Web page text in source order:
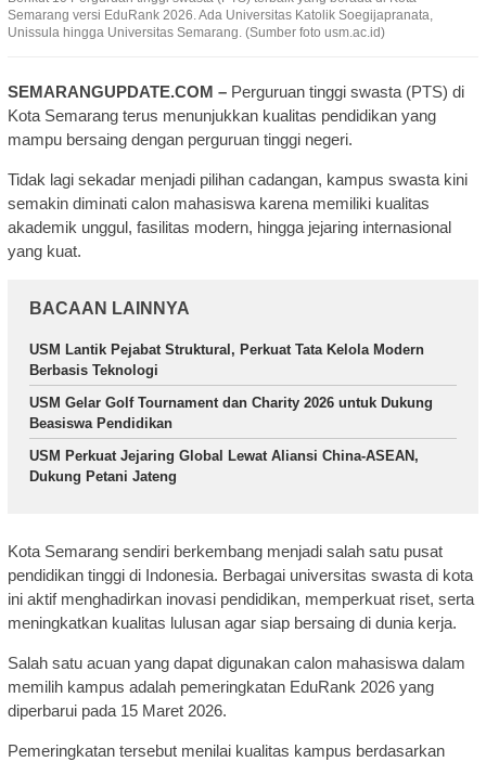
Semarang versi EduRank 2026. Ada Universitas Katolik Soegijapranata,
Unissula hingga Universitas Semarang. (Sumber foto usm.ac.id)
SEMARANGUPDATE.COM – Perguruan tinggi swasta (PTS) di
Kota Semarang terus menunjukkan kualitas pendidikan yang
mampu bersaing dengan perguruan tinggi negeri.
Tidak lagi sekadar menjadi pilihan cadangan, kampus swasta kini
semakin diminati calon mahasiswa karena memiliki kualitas
akademik unggul, fasilitas modern, hingga jejaring internasional
yang kuat.
BACAAN LAINNYA
USM Lantik Pejabat Struktural, Perkuat Tata Kelola Modern
Berbasis Teknologi
USM Gelar Golf Tournament dan Charity 2026 untuk Dukung
Beasiswa Pendidikan
USM Perkuat Jejaring Global Lewat Aliansi China-ASEAN,
Dukung Petani Jateng
Kota Semarang sendiri berkembang menjadi salah satu pusat
pendidikan tinggi di Indonesia. Berbagai universitas swasta di kota
ini aktif menghadirkan inovasi pendidikan, memperkuat riset, serta
meningkatkan kualitas lulusan agar siap bersaing di dunia kerja.
Salah satu acuan yang dapat digunakan calon mahasiswa dalam
memilih kampus adalah pemeringkatan EduRank 2026 yang
diperbarui pada 15 Maret 2026.
Pemeringkatan tersebut menilai kualitas kampus berdasarkan